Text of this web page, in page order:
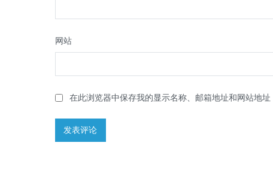
网站
在此浏览器中保存我的显示名称、邮箱地址和网站地址